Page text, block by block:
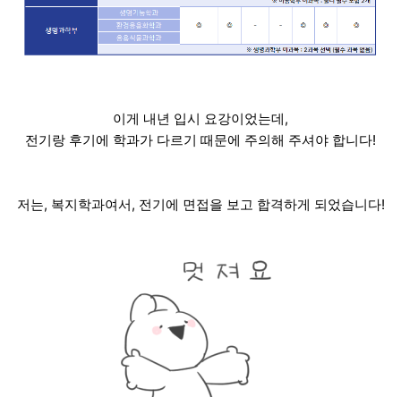
이게 내년 입시 요강이었는데,
전기랑 후기에 학과가 다르기 때문에 주의해 주셔야 합니다!
저는, 복지학과여서, 전기에 면접을 보고 합격하게 되었습니다!